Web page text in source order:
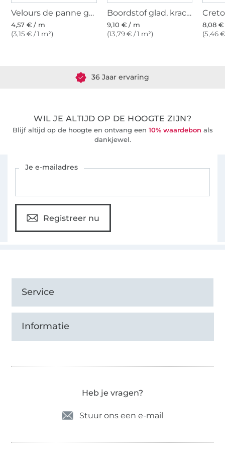
Velours de panne geel
4,57 € / m
(3,15 € / 1 m²)
Boordstof glad, krachtig geel
9,10 € / m
(13,79 € / 1 m²)
8,08
(5,46
36 Jaar ervaring
WIL JE ALTIJD OP DE HOOGTE ZIJN?
Blijf altijd op de hoogte en ontvang een 10% waardebon als
dankjewel.
Je e-mailadres
Registreer nu
Service
Informatie
Heb je vragen?
Stuur ons een e-mail